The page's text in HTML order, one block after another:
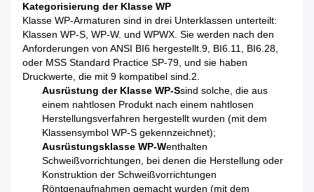
Kategorisierung der Klasse WP
Klasse WP-Armaturen sind in drei Unterklassen unterteilt:
Klassen WP-S, WP-W. und WPWX. Sie werden nach den
Anforderungen von ANSI BI6 hergestellt.9, BI6.11, BI6.28,
oder MSS Standard Practice SP-79, und sie haben
Druckwerte, die mit 9 kompatibel sind.2.
Ausrüstung der Klasse WP-Ssind solche, die aus
einem nahtlosen Produkt nach einem nahtlosen
Herstellungsverfahren hergestellt wurden (mit dem
Klassensymbol WP-S gekennzeichnet);
Ausrüstungsklasse WP-Wenthalten
Schweißvorrichtungen, bei denen die Herstellung oder
Konstruktion der Schweißvorrichtungen
Röntgenaufnahmen gemacht wurden (mit dem